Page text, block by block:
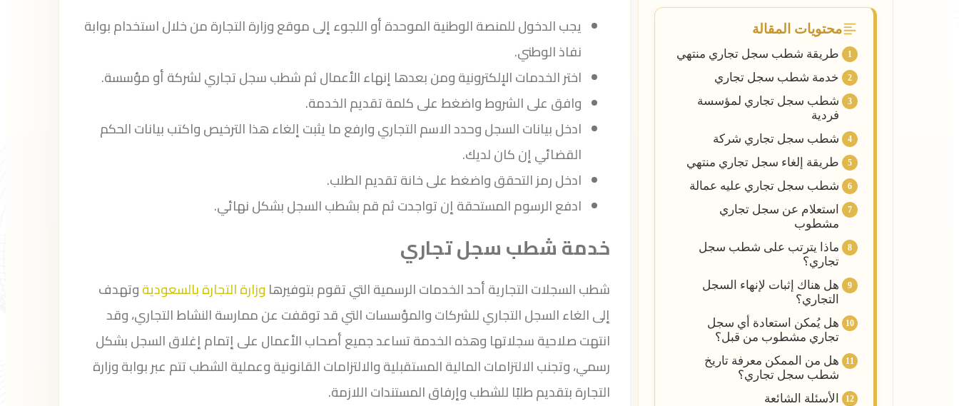
يجب الدخول للمنصة الوطنية الموحدة أو اللجوء إلى موقع وزارة التجارة من خلال استخدام بوابة
نفاذ الوطني.
اختر الخدمات الإلكترونية ومن بعدها إنهاء الأعمال ثم شطب سجل تجاري لشركة أو مؤسسة.
وافق على الشروط واضغط على كلمة تقديم الخدمة.
ادخل بيانات السجل وحدد الاسم التجاري وارفع ما يثبت إلغاء هذا الترخيص واكتب بيانات الحكم
القضائي إن كان لديك.
ادخل رمز التحقق واضغط على خانة تقديم الطلب.
ادفع الرسوم المستحقة إن تواجدت ثم قم بشطب السجل بشكل نهائي.
خدمة شطب سجل تجاري
شطب السجلات التجارية أحد الخدمات الرسمية التي تقوم بتوفيرها وزارة التجارة بالسعوديةوتهدف
إلى الغاء السجل التجاري للشركات والمؤسسات التي قد توقفت عن ممارسة النشاط التجاري، وقد
انتهت صلاحية سجلاتها وهذه الخدمة تساعد جميع أصحاب الأعمال على إتمام إغلاق السجل بشكل
رسمي، وتجنب الالتزامات المالية المستقبلية والالتزامات القانونية وعملية الشطب تتم عبر بوابة وزارة
التجارة بتقديم طلبًا للشطب وإرفاق المستندات اللازمة.
محتويات المقالة
طريقة شطب سجل تجاري منتهي
خدمة شطب سجل تجاري
شطب سجل تجاري لمؤسسة
فردية
شطب سجل تجاري شركة
طريقة إلغاء سجل تجاري منتهي
شطب سجل تجاري عليه عمالة
استعلام عن سجل تجاري
مشطوب
ماذا يترتب على شطب سجل
تجاري؟
هل هناك إثبات لإنهاء السجل
التجاري؟
هل يُمكن استعادة أي سجل
تجاري مشطوب من قبل؟
هل من الممكن معرفة تاريخ
شطب سجل تجاري؟
الأسئلة الشائعة